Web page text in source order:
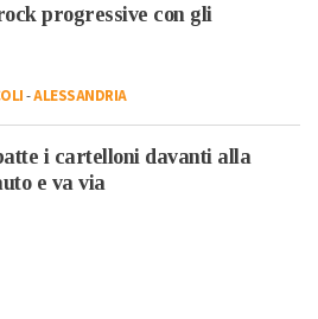
progressive con gli
-ALESSANDRIA
i cartelloni davanti alla
e va via